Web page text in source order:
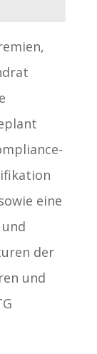
eine
der
und